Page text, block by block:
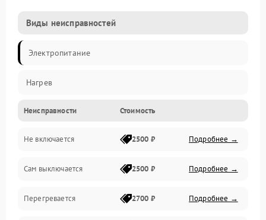
Виды неисправностей
Электропитание
Нагрев
Неисправности Стоимость
Не включается 2500 ₽ Подробнее →
Сам выключается 2500 ₽ Подробнее →
Перегревается 2700 ₽ Подробнее →